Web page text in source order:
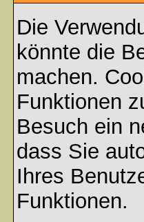
Die
könnte die
machen.
Funktionen
Besuch ein
dass Sie
Ihres
Funktionen.